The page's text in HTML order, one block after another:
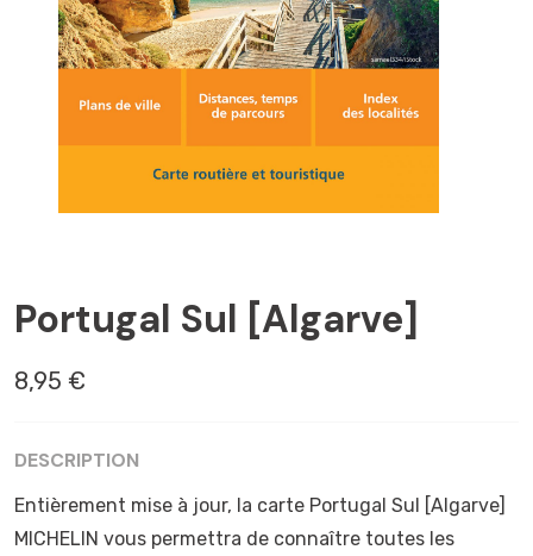
Portugal Sul [Algarve]
8,95 €
DESCRIPTION
Entièrement mise à jour, la carte Portugal Sul [Algarve]
MICHELIN vous permettra de connaître toutes les